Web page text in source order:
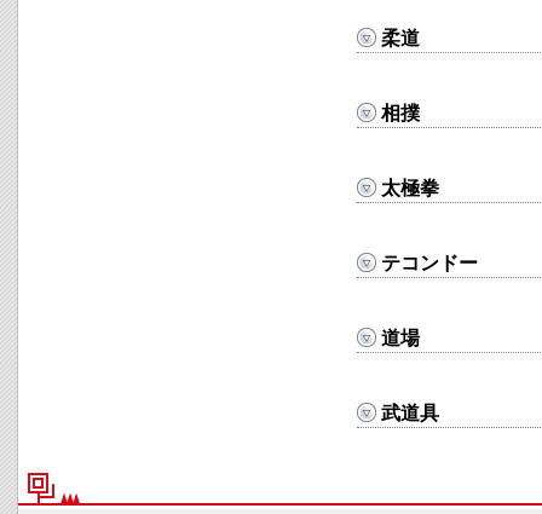
柔道
相撲
太極拳
テコンドー
道場
武道具